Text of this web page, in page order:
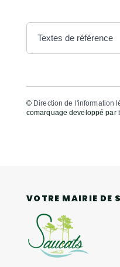
Textes de référence
© Direction de l'information
comarquage developpé par
VOTRE MAIRIE DE